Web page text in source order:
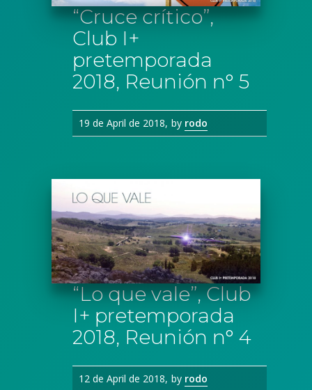
“Cruce crítico”,
Club I+
pretemporada
2018, Reunión n° 5
19 de April de 2018 by rodo
“Lo que vale”, Club
I+ pretemporada
2018, Reunión n° 4
12 de April de 2018 by rodo